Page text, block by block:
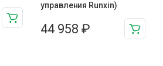
управления Runxin)
44 958 ₽